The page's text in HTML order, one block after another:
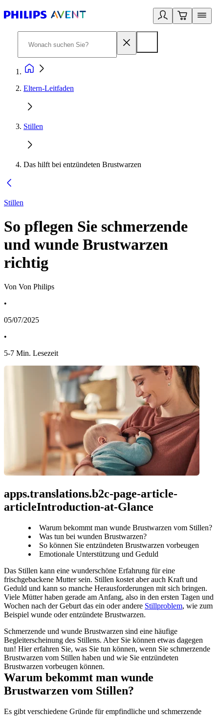
Eltern-Leitfaden
Stillen
Das hilft bei entzündeten Brustwarzen
Stillen
So pflegen Sie schmerzende
und wunde Brustwarzen
richtig
Von Von Philips
•
05/07/2025
•
5-7 Min. Lesezeit
apps.translations.b2c-page-article-
articleIntroduction-at-Glance
Warum bekommt man wunde Brustwarzen vom Stillen?
Was tun bei wunden Brustwarzen?
So können Sie entzündeten Brustwarzen vorbeugen
Emotionale Unterstützung und Geduld
Das Stillen kann eine wunderschöne Erfahrung für eine
frischgebackene Mutter sein. Stillen kostet aber auch Kraft und
Geduld und kann so manche Herausforderungen mit sich bringen.
Viele Mütter haben gerade am Anfang, also in den ersten Tagen und
Wochen nach der Geburt das ein oder andere Stillproblem, wie zum
Beispiel wunde oder entzündete Brustwarzen.
Schmerzende und wunde Brustwarzen sind eine häufige
Begleiterscheinung des Stillens. Aber Sie können etwas dagegen
tun! Hier erfahren Sie, was Sie tun können, wenn Sie schmerzende
Brustwarzen vom Stillen haben und wie Sie entzündeten
Brustwarzen vorbeugen können.
Warum bekommt man wunde
Brustwarzen vom Stillen?
Es gibt verschiedene Gründe für empfindliche und schmerzende